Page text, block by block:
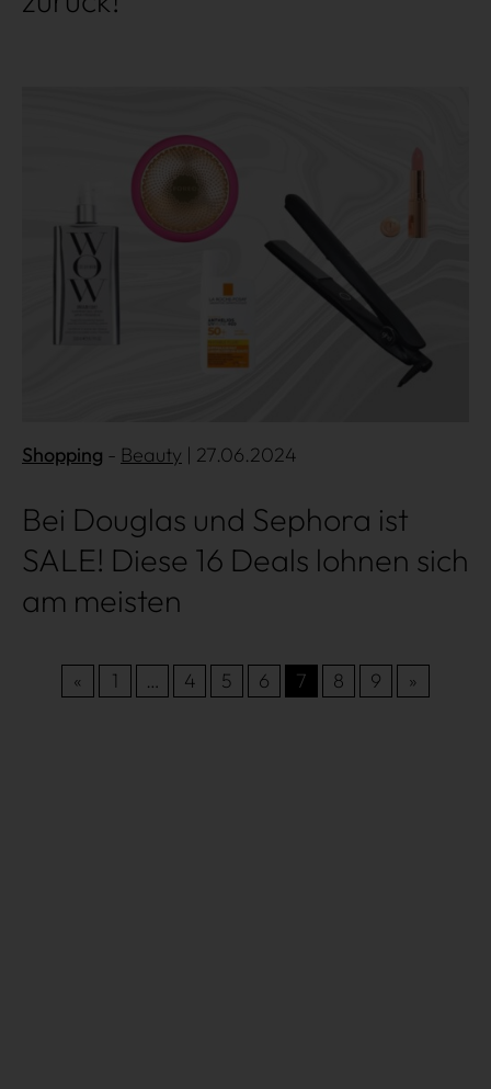
Datenschutz
Shopping Beauty | 27.06.2024
Bei Douglas und Sephora ist
SALE! Diese 16 Deals lohnen sich
am meisten
« 1 … 4 5 6 7 8 9 »